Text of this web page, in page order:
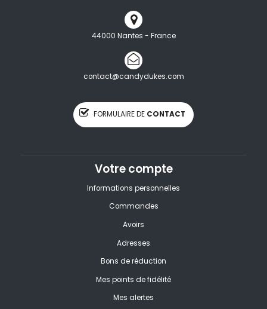
44000 Nantes - France
contact@candydukes.com
FORMULAIRE DE CONTACT
Votre compte
Informations personnelles
Commandes
Avoirs
Adresses
Bons de réduction
Mes points de fidélité
Mes alertes